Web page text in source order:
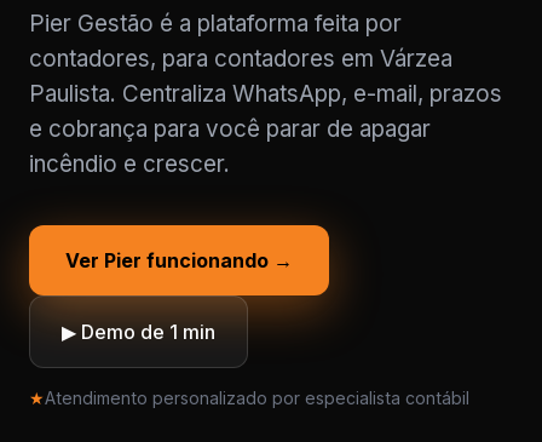
Pier Gestão é a plataforma feita por
contadores, para contadores em Várzea
Paulista. Centraliza WhatsApp, e-mail, prazos
e cobrança para você parar de apagar
incêndio e crescer.
Ver Pier funcionando →
▶ Demo de 1 min
★Atendimento personalizado por especialista contábil